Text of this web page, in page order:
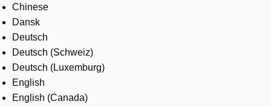
Industries
Services
About us
Where to buy
Contact us
Careers
Chinese
Dansk
Deutsch
Deutsch (Schweiz)
Deutsch (Luxemburg)
English
English (Canada)